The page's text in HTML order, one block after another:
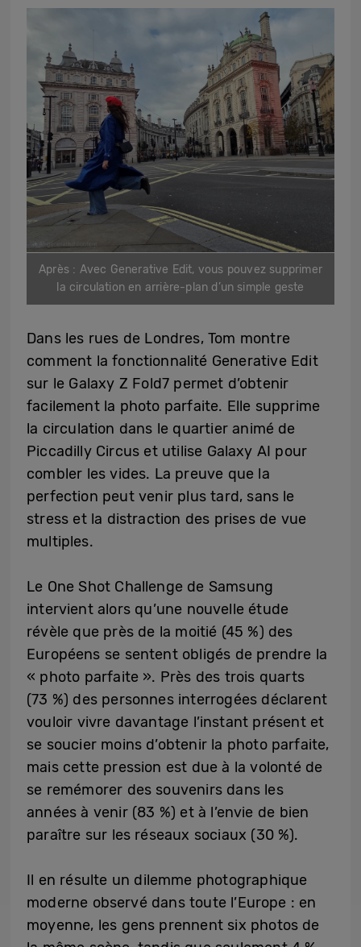
Après : Avec Generative Edit, vous pouvez supprimer
la circulation en arrière-plan d’un simple geste
Dans les rues de Londres, Tom montre
comment la fonctionnalité Generative Edit
sur le Galaxy Z Fold7 permet d’obtenir
facilement la photo parfaite. Elle supprime
la circulation dans le quartier animé de
Piccadilly Circus et utilise Galaxy AI pour
combler les vides. La preuve que la
perfection peut venir plus tard, sans le
stress et la distraction des prises de vue
multiples.
Le One Shot Challenge de Samsung
intervient alors qu’une nouvelle étude
révèle que près de la moitié (45 %) des
Européens se sentent obligés de prendre la
« photo parfaite ». Près des trois quarts
(73 %) des personnes interrogées déclarent
vouloir vivre davantage l’instant présent et
se soucier moins d’obtenir la photo parfaite,
mais cette pression est due à la volonté de
se remémorer des souvenirs dans les
années à venir (83 %) et à l’envie de bien
paraître sur les réseaux sociaux (30 %).
Il en résulte un dilemme photographique
moderne observé dans toute l’Europe : en
moyenne, les gens prennent six photos de